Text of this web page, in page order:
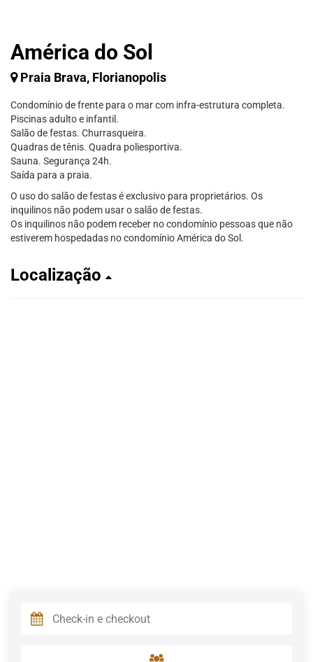
América do Sol
Praia Brava, Florianopolis
Condomínio de frente para o mar com infra-estrutura completa.
Piscinas adulto e infantil.
Salão de festas. Churrasqueira.
Quadras de tênis. Quadra poliesportiva.
Sauna. Segurança 24h.
Saída para a praia.
O uso do salão de festas é exclusivo para proprietários. Os
inquilinos não podem usar o salão de festas.
Os inquilinos não podem receber no condomínio pessoas que não
estiverem hospedadas no condomínio América do Sol.
Localização